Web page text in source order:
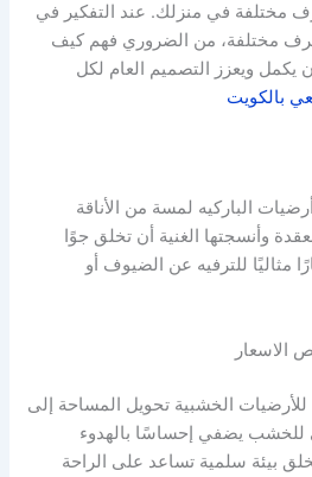
مختلفة في منزلك. عند التفكير في
مختلفة، من الضروري فهم كيف
يكمل ويعزز التصميم العام لكل
بالكويت
الباركيه لمسة من الأناقة
وأنسجتها الغنية أن تخلق جوًا
مثاليًا للترفيه عن الضيوف أو
الاسعار
الخشبية تحويل المساحة إلى
للخشب يضفي إحساسًا بالهدوء
بيئة سلمية تساعد على الراحة